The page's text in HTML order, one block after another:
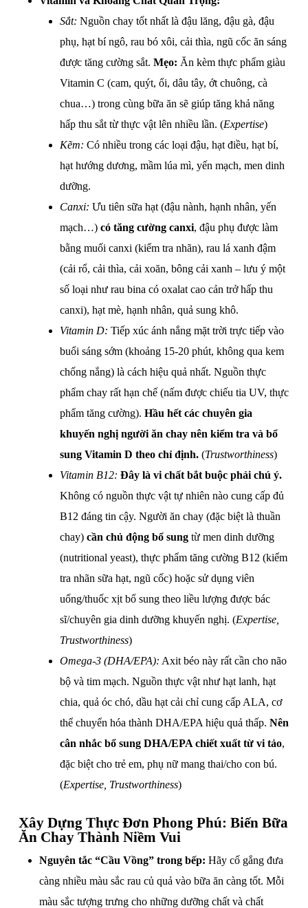
Sắt: Nguồn chay tốt nhất là đậu lăng, đậu gà, đậu
phụ, hạt bí ngô, rau bó xôi, cải thìa, ngũ cốc ăn sáng
được tăng cường sắt. Mẹo: Ăn kèm thực phẩm giàu
Vitamin C (cam, quýt, ổi, dâu tây, ớt chuông, cà
chua…) trong cùng bữa ăn sẽ giúp tăng khả năng
hấp thu sắt từ thực vật lên nhiều lần. (Expertise)
Kẽm: Có nhiều trong các loại đậu, hạt điều, hạt bí,
hạt hướng dương, mầm lúa mì, yến mạch, men dinh
dưỡng.
Canxi: Ưu tiên sữa hạt (đậu nành, hạnh nhân, yến
mạch…) có tăng cường canxi, đậu phụ được làm
bằng muối canxi (kiểm tra nhãn), rau lá xanh đậm
(cải rổ, cải thìa, cải xoăn, bông cải xanh – lưu ý một
số loại như rau bina có oxalat cao cản trở hấp thu
canxi), hạt mè, hạnh nhân, quả sung khô.
Vitamin D: Tiếp xúc ánh nắng mặt trời trực tiếp vào
buổi sáng sớm (khoảng 15-20 phút, không qua kem
chống nắng) là cách hiệu quả nhất. Nguồn thực
phẩm chay rất hạn chế (nấm được chiếu tia UV, thực
phẩm tăng cường). Hầu hết các chuyên gia
khuyến nghị người ăn chay nên kiểm tra và bổ
sung Vitamin D theo chỉ định.(Trustworthiness)
Vitamin B12: Đây là vi chất bắt buộc phải chú ý.
Không có nguồn thực vật tự nhiên nào cung cấp đủ
B12 đáng tin cậy. Người ăn chay (đặc biệt là thuần
chay) cần chủ động bổ sungtừ men dinh dưỡng
(nutritional yeast), thực phẩm tăng cường B12 (kiểm
tra nhãn sữa hạt, ngũ cốc) hoặc sử dụng viên
uống/thuốc xịt bổ sung theo liều lượng được bác
sĩ/chuyên gia dinh dưỡng khuyến nghị. (Expertise,
Trustworthiness)
Omega-3 (DHA/EPA): Axit béo này rất cần cho não
bộ và tim mạch. Nguồn thực vật như hạt lanh, hạt
chia, quả óc chó, dầu hạt cải chỉ cung cấp ALA, cơ
thể chuyển hóa thành DHA/EPA hiệu quả thấp. Nên
cân nhắc bổ sung DHA/EPA chiết xuất từ vi tảo,
đặc biệt cho trẻ em, phụ nữ mang thai/cho con bú.
(Expertise, Trustworthiness)
Xây Dựng Thực Đơn Phong Phú: Biến Bữa
Ăn Chay Thành Niềm Vui
Nguyên tắc “Cầu Vồng” trong bếp: Hãy cố gắng đưa
càng nhiều màu sắc rau củ quả vào bữa ăn càng tốt. Mỗi
màu sắc tượng trưng cho những dưỡng chất và chất